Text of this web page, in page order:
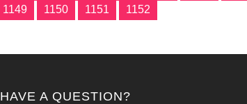
1149 1150 1151 1152
HAVE A QUESTION?